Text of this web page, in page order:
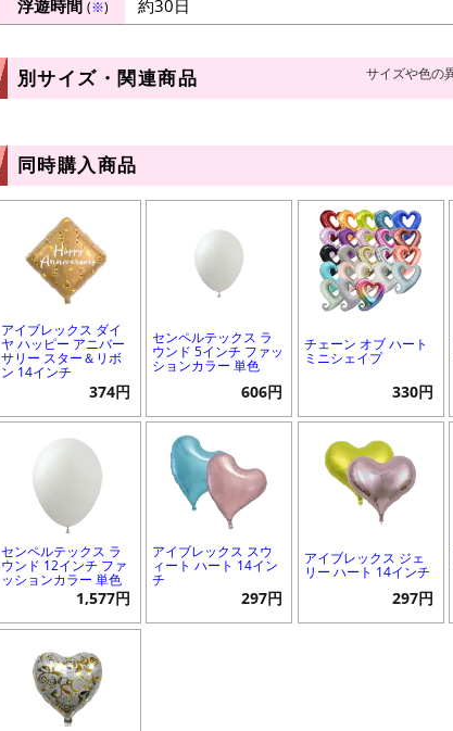
浮遊時間 (※) 約30日
別サイズ・関連商品 サイズや色の
同時購入商品
アイブレックス ダイ
ヤ ハッピー アニバー
サリー スター＆リボ
ン 14インチ
374円
センペルテックス ラ
ウンド 5インチ ファッ
ションカラー 単色
606円
チェーン オブ ハート
ミニシェイプ
330円
センペルテックス ラ
ウンド 12インチ ファ
ッションカラー 単色
1,577円
アイブレックス スウ
ィート ハート 14イン
チ
297円
アイブレックス ジェ
リー ハート 14インチ
297円